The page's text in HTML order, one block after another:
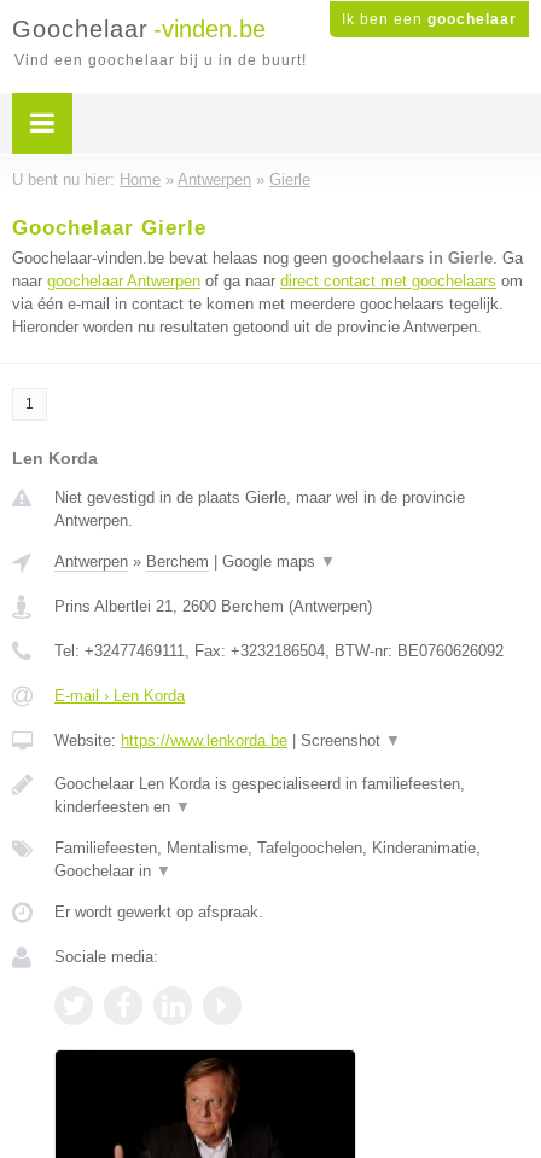
Ik ben een goochelaar
Goochelaar -vinden.be
Vind een goochelaar bij u in de buurt!
U bent nu hier: Home » Antwerpen » Gierle
Goochelaar Gierle
Goochelaar-vinden.be bevat helaas nog geen goochelaars in Gierle. Ga
naar goochelaar Antwerpen of ga naar direct contact met goochelaars om
via één e-mail in contact te komen met meerdere goochelaars tegelijk.
Hieronder worden nu resultaten getoond uit de provincie Antwerpen.
1
Len Korda
Niet gevestigd in de plaats Gierle, maar wel in de provincie
Antwerpen.
Antwerpen » Berchem Google maps ▼
Prins Albertlei 21, 2600 Berchem (Antwerpen)
Tel: +32477469111, Fax: +3232186504, BTW-nr: BE0760626092
E-mail › Len Korda
Website: https://www.lenkorda.be Screenshot ▼
Goochelaar Len Korda is gespecialiseerd in familiefeesten,
kinderfeesten en ▼
Familiefeesten, Mentalisme, Tafelgoochelen, Kinderanimatie,
Goochelaar in ▼
Er wordt gewerkt op afspraak.
Sociale media: